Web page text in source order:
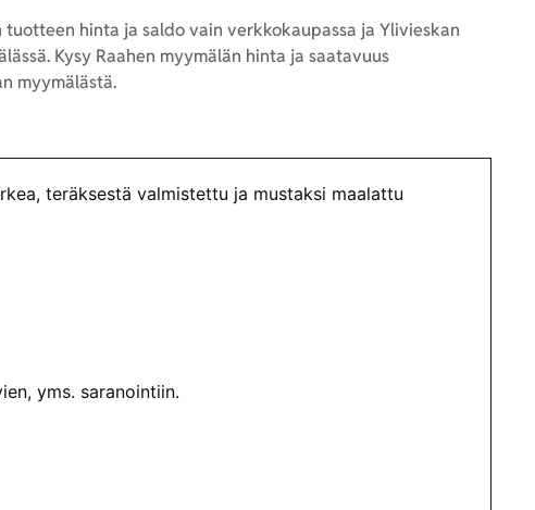
tuotteen hinta ja saldo vain verkkokaupassa ja Ylivieskan
Kysy Raahen myymälän hinta ja saatavuus
myymälästä.
teräksestä valmistettu ja mustaksi maalattu
yms. saranointiin.